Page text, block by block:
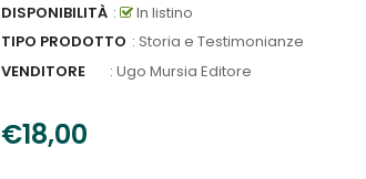
DISPONIBILITÀ :
In listino
TIPO PRODOTTO : Storia e Testimonianze
VENDITORE
: Ugo Mursia Editore
€18,00